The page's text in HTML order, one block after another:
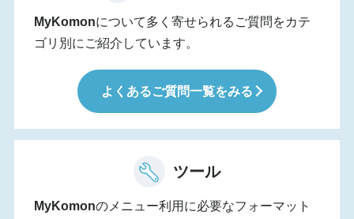
MyKomonについて多く寄せられるご質問をカテ
ゴリ別にご紹介しています。
よくあるご質問一覧をみる
ツール
MyKomonのメニュー利用に必要なフォーマット